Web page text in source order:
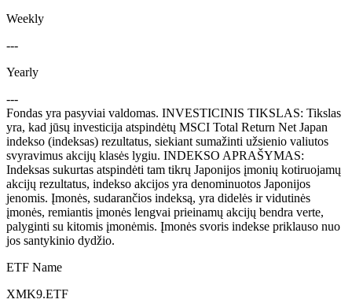
Weekly
---
Yearly
---
Fondas yra pasyviai valdomas. INVESTICINIS TIKSLAS: Tikslas
yra, kad jūsų investicija atspindėtų MSCI Total Return Net Japan
indekso (indeksas) rezultatus, siekiant sumažinti užsienio valiutos
svyravimus akcijų klasės lygiu. INDEKSO APRAŠYMAS:
Indeksas sukurtas atspindėti tam tikrų Japonijos įmonių kotiruojamų
akcijų rezultatus, indekso akcijos yra denominuotos Japonijos
jenomis. Įmonės, sudarančios indeksą, yra didelės ir vidutinės
įmonės, remiantis įmonės lengvai prieinamų akcijų bendra verte,
palyginti su kitomis įmonėmis. Įmonės svoris indekse priklauso nuo
jos santykinio dydžio.
ETF Name
XMK9.ETF